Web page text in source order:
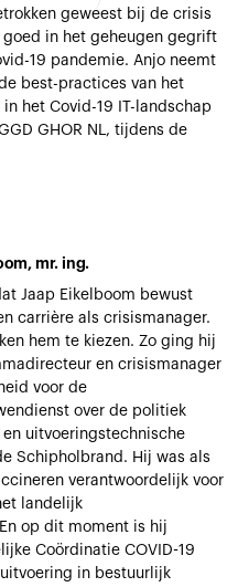
geweest bij de crisis
goed in het geheugen gegrift
19 pandemie. Anjo neemt
best-practices van het
het Covid-19 IT-landschap
GHOR NL, tijdens de
mr. ing.
Jaap Eikelboom bewust
carrière als crisismanager.
hem te kiezen. Zo ging hij
en crisismanager
voor de
over de politiek
uitvoeringstechnische
Schipholbrand. Hij was als
verantwoordelijk voor
landelijk
op dit moment is hij
Coördinatie COVID-19
in bestuurlijk